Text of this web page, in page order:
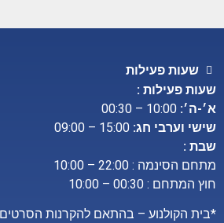
שעות פעילות
שעות פעילות :
א׳-ה׳:10:00 – 00:30
שישי וערבי חג:15:00 – 09:00
שבת :
מתחם הסינמה : 22:00 – 10:00
חוץ המתחם : 00:30 – 10:00
*בית הקולנוע – בהתאם להקרנות הסרטים